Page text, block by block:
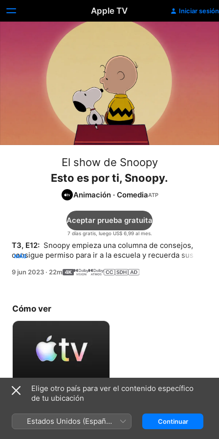
Apple TV Iniciar sesión
El show de Snoopy
Esto es por ti, Snoopy.
Animación · Comedia
7 días gratis, luego US$ 6,99 al mes.
Aceptar prueba gratuita
T3, E12: Snoopy empieza una columna de consejos,
consigue permiso para ir a la escuela y recuerda sus
MÁS
9 jun 2023 · 22m
Cómo ver
Aceptar prueba gratuita
7 días gratis, luego US$ 6,99 al mes.
Elige otro país para ver el contenido específico
de tu ubicación
Estados Unidos (Español
México)
Continuar